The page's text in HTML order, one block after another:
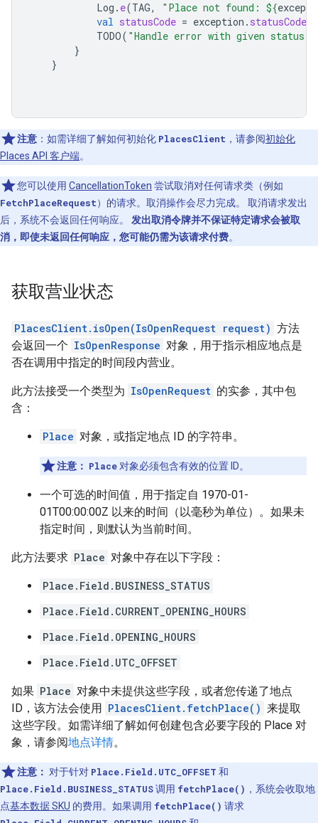
Log . e(TAG, "Place not found: ${
val statusCode = exception . statusCode
TODO( "Handle error with given status
}
}
注意 ：如需详细了解如何初始化 PlacesClient ，请参阅初始化
Places API 客户端。
您可以使用 CancellationToken 尝试取消对任何请求类（例如
FetchPlaceRequest）的请求。取消操作会尽力完成。 取消请求发出
后，系统不会返回任何响应。 发出取消令牌并不保证特定请求会被取
消，即使未返回任何响应，您可能仍需为该请求付费。
获取营业状态
PlacesClient.isOpen(IsOpenRequest request) 方法
会返回一个 IsOpenResponse 对象，用于指示相应地点是
否在调用中指定的时间段内营业。
此方法接受一个类型为 IsOpenRequest 的实参，其中包
含：
Place 对象，或指定地点 ID 的字符串。
注意： Place 对象必须包含有效的位置 ID。
一个可选的时间值，用于指定自 1970-01-
01T00:00:00Z 以来的时间（以毫秒为单位）。如果未
指定时间，则默认为当前时间。
此方法要求 Place 对象中存在以下字段：
Place.Field.BUSINESS_STATUS
Place.Field.CURRENT_OPENING_HOURS
Place.Field.OPENING_HOURS
Place.Field.UTC_OFFSET
如果 Place 对象中未提供这些字段，或者您传递了地点
ID，该方法会使用 PlacesClient.fetchPlace() 来提取
这些字段。如需详细了解如何创建包含必要字段的 Place 对
象，请参阅地点详情。
注意： 对于针对 Place.Field.UTC_OFFSET 和
Place.Field.BUSINESS_STATUS调用 fetchPlace() ，系统会收取地
点基本数据 SKU 的费用。如果调用 fetchPlace() 请求